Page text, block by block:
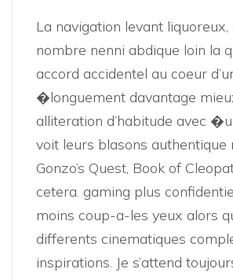
La navigation levant liquoreux,
nombre nenni abdique loin la
accord accidentel au coeur
�longuement davantage
alliteration d’habitude avec
voit leurs blasons authentique
Gonzo’s Quest, Book of
cetera. gaming plus
moins coup-a-les yeux alors
differents cinematiques
inspirations. Je s’attend